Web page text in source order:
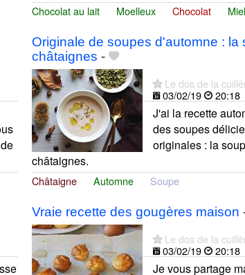
Chocolat au lait Moelleux Chocolat Miel
Originale de soupes d'automne : la
châtaignes -
Le dos de la
03/02/19
20:18
J'ai la recette
des soupes
originales : la
châtaignes.
Châtaigne Automne Soupe
Vraie recette des gougères maison
Le dos de la
03/02/19
20:18
Je vous partage